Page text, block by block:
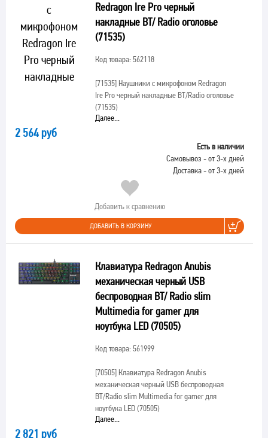
Redragon Ire Pro черный
накладные BT/ Radio оголовье
(71535)
Код товара: 562118
[71535]Наушники с микрофоном Redragon
Ire Pro черный накладные BT/Radio оголовье
(71535)
Далее...
2 564 руб
Есть в наличии
Самовывоз - от 3-х дней
Доставка - от 3-х дней
Добавить к сравнению
ДОБАВИТЬ В КОРЗИНУ
Клавиатура Redragon Anubis
механическая черный USB
беспроводная BT/ Radio slim
Multimedia for gamer для
ноутбука LED (70505)
Код товара: 561999
[70505]Клавиатура Redragon Anubis
механическая черный USB беспроводная
BT/Radio slim Multimedia for gamer для
ноутбука LED (70505)
Далее...
2 821 руб